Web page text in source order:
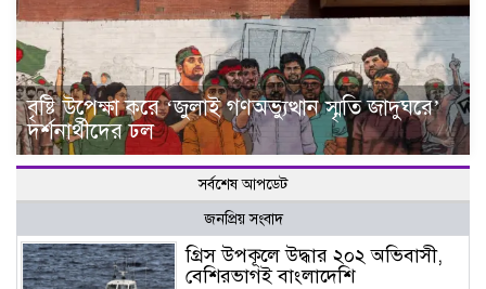
বৃষ্টি উপেক্ষা করে ‘জুলাই গণঅভ্যুত্থান স্মৃতি জাদুঘরে’
দর্শনার্থীদের ঢল
সর্বশেষ আপডেট
জনপ্রিয় সংবাদ
গ্রিস উপকূলে উদ্ধার ২০২ অভিবাসী,
বেশিরভাগই বাংলাদেশি